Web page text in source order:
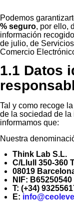
Podemos
% seguro, por ello,
información
de julio, de
Comercio
1.1 Datos
Tal y como recoge
de la sociedad de
informamos que:
Nuestra
Think Lab S.L.
C/Llull 350-360
08019
NIF: B65250540
T: (+34)
E: